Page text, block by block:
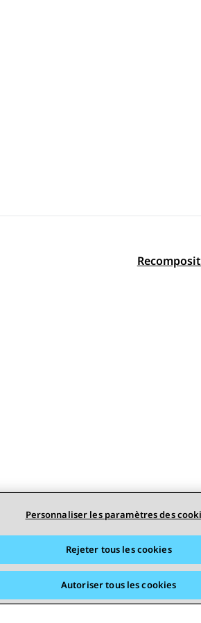
Personnaliser les paramètres des
Rejeter tous les cookies
Autoriser tous les cookies